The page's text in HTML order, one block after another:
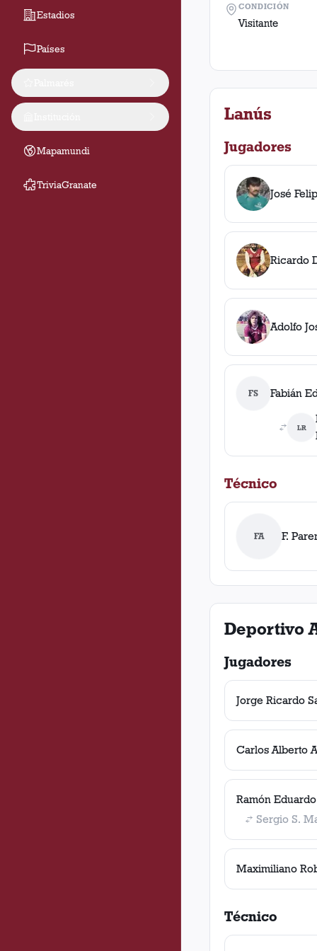
Estadios
Países
Mapamundi
TriviaGranate
CONDICIÓN
Visitante
Lanús
Jugadores
José
Ricardo
Adolfo
FS Fabián
LR
Técnico
FA F.
Deportivo
Jugadores
Jorge Ricardo
Carlos Alberto
Ramón
Sergio S.
Maximiliano
Técnico